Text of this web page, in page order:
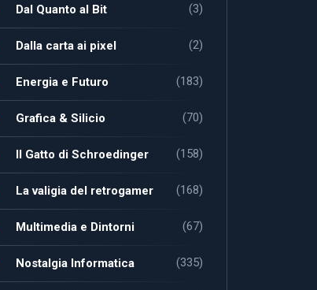
Dal Quanto al Bit (3)
Dalla carta ai pixel (2)
Energia e Futuro (183)
Grafica & Silicio (70)
Il Gatto di Schroedinger (158)
La valigia del retrogamer (168)
Multimedia e Dintorni (67)
Nostalgia Informatica (335)